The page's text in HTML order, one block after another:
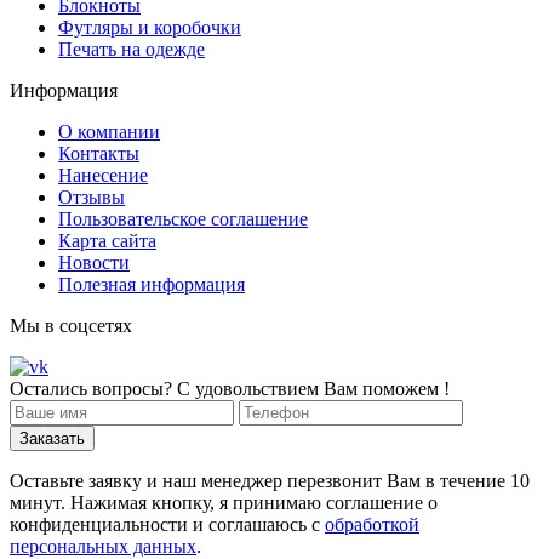
Блокноты
Футляры и коробочки
Печать на одежде
Информация
О компании
Контакты
Нанесение
Отзывы
Пользовательское соглашение
Карта сайта
Новости
Полезная информация
Мы в соцсетях
Остались вопросы? С удовольствием Вам поможем !
Оставьте заявку и наш менеджер перезвонит Вам в течение 10
минут. Нажимая кнопку, я принимаю соглашение о
конфиденциальности и соглашаюсь с обработкой
персональных данных.